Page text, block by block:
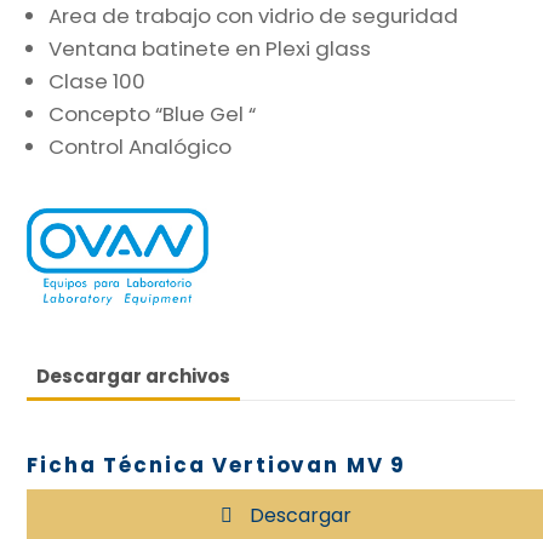
Area de trabajo con vidrio de seguridad
Ventana batinete en Plexi glass
Clase 100
Concepto “Blue Gel “
Control Analógico
Descargar archivos
Ficha Técnica Vertiovan MV 9
Descargar